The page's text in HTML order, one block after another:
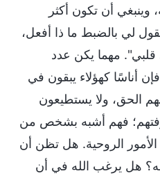
وينبغي أن تكون أكثر
لي بالضبط ما ذا أفعل،
قلبي". مهما يكن عدد
فإن أناسًا كهؤلاء يبقون في
الحق، ولا يستطيعون
فهم أشبه بشخص من
الروحية. هل تظن أن
هل يرغب الله في أن